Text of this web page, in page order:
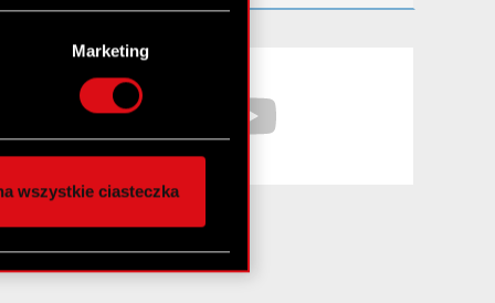
(fingerprinting,
preferencje w
chwili.
i
innymi danymi
z naszej witryny,
Marketing
wszystkie ciasteczka
Facebook